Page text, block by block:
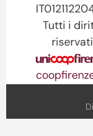
Tutti i
riservati